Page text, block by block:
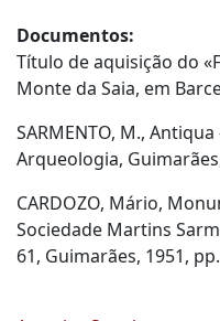
Documentos:
Título de aquisição do
Monte da Saia, em
SARMENTO, M.,
Arqueologia,
CARDOZO, Mário,
Sociedade Martins
61, Guimarães, 1951,